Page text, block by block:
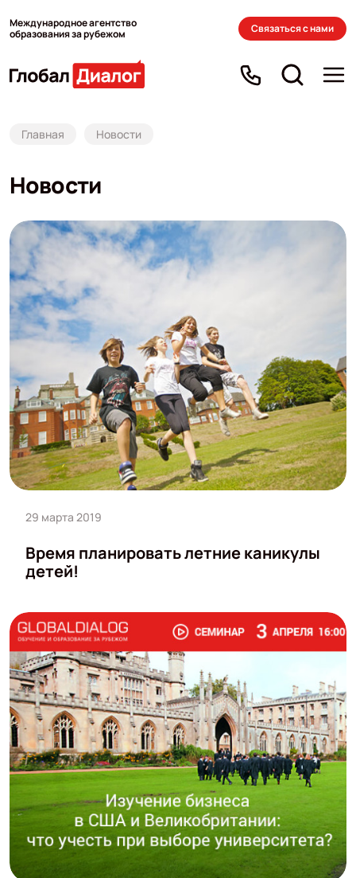
Международное агентство
образования за рубежом
Связаться с нами
Главная Новости
Новости
29 марта 2019
Время планировать летние каникулы
детей!